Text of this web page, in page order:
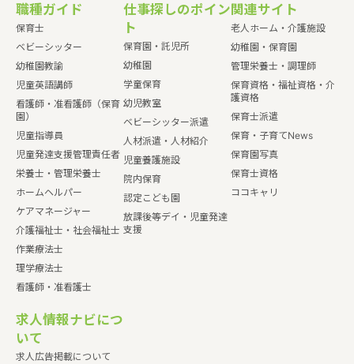
職種ガイド
保育士
ベビーシッター
幼稚園教諭
児童英語講師
看護師・准看護師（保育
園）
児童指導員
児童発達支援管理責任者
栄養士・管理栄養士
ホームヘルパー
ケアマネージャー
介護福祉士・社会福祉士
作業療法士
理学療法士
看護師・准看護士
仕事探しのポイン
ト
保育園・託児所
幼稚園
学童保育
幼児教室
ベビーシッター派遣
人材派遣・人材紹介
児童養護施設
院内保育
認定こども園
放課後等デイ・児童発達
支援
関連サイト
老人ホーム・介護施設
幼稚園・保育園
管理栄養士・調理師
保育資格・福祉資格・介
護資格
保育士派遣
保育・子育てNews
保育園写真
保育士資格
ココキャリ
求人情報ナビにつ
いて
求人広告掲載について